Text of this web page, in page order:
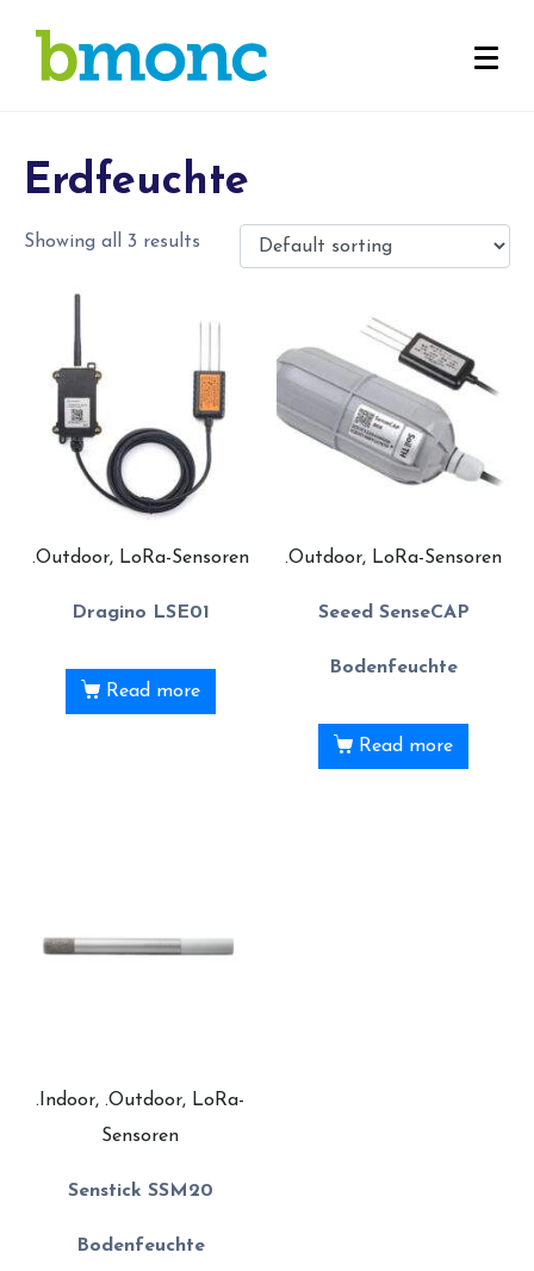
Erdfeuchte
Showing all 3 results
.Outdoor, LoRa-Sensoren
Dragino LSE01
Read more
.Outdoor, LoRa-Sensoren
Seeed SenseCAP
Bodenfeuchte
Read more
.Indoor, .Outdoor, LoRa-
Sensoren
Senstick SSM20
Bodenfeuchte